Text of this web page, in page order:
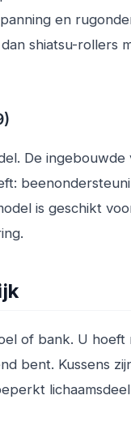
en
shiatsu-rollers
De
is geschikt
of bank. U
bent. Kussens